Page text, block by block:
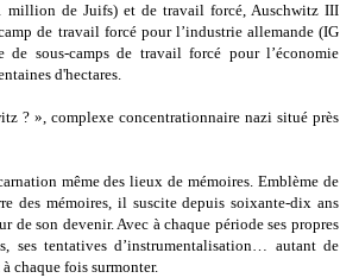
million de Juifs) et de travail forcé, Auschwitz III
de travail forcé pour l’industrie allemande (IG
de sous-camps de travail forcé pour l’économie
d'hectares.
? », complexe concentrationnaire nazi situé près
même des lieux de mémoires. Emblème de
des mémoires, il suscite depuis soixante-dix ans
de son devenir. Avec à chaque période ses propres
ses tentatives d’instrumentalisation… autant de
chaque fois surmonter.